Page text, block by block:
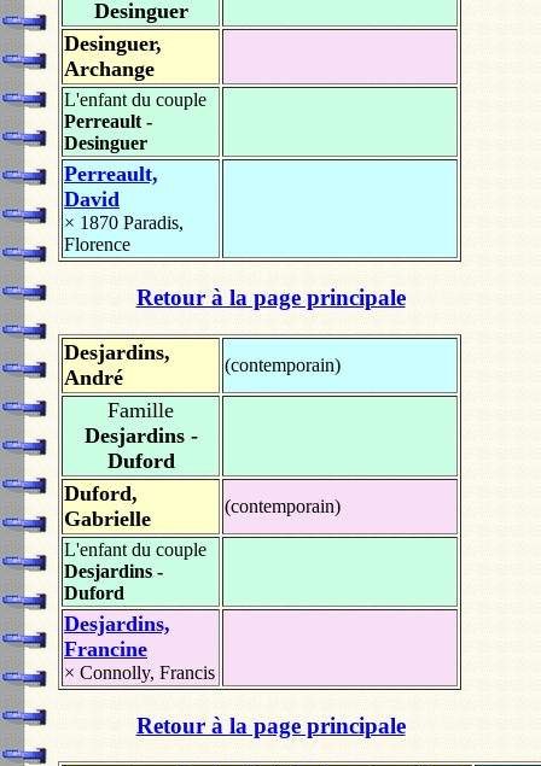
Desinguer
Desinguer,
Archange
L'enfant du couple
Perreault -
Desinguer
Perreault,
David
× 1870 Paradis,
Florence
Retour à la page principale
Desjardins,
André
(contemporain)
Famille
Desjardins -
Duford
Duford,
Gabrielle
(contemporain)
L'enfant du couple
Desjardins -
Duford
Desjardins,
Francine
× Connolly, Francis
Retour à la page principale